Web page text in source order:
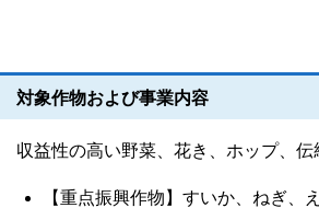
対象作物および事業内容
収益性の高い野菜、花き、ホップ、伝
【重点振興作物】すいか、ねぎ、